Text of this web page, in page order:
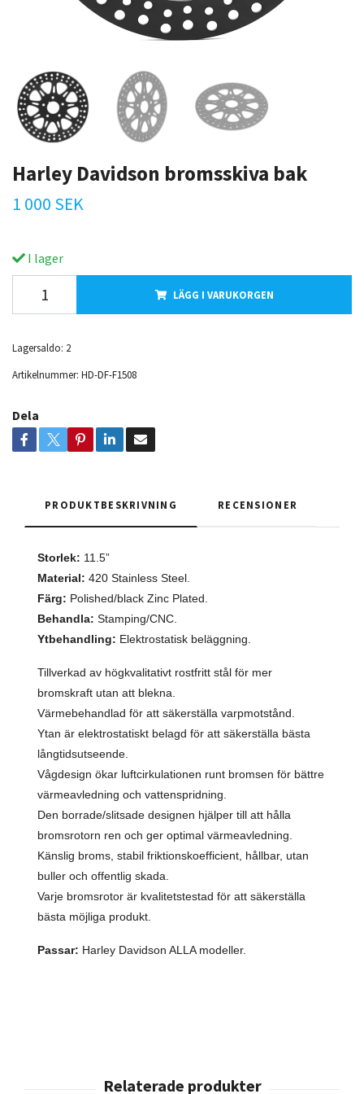
Harley Davidson bromsskiva bak
1 000 SEK
I lager
LÄGG I VARUKORGEN
Lagersaldo: 2
Artikelnummer: HD-DF-F1508
Dela
PRODUKTBESKRIVNING RECENSIONER
Storlek: 11.5”
Material: 420 Stainless Steel.
Färg: Polished/black Zinc Plated.
Behandla: Stamping/CNC.
Ytbehandling: Elektrostatisk beläggning.
Tillverkad av högkvalitativt rostfritt stål för mer
bromskraft utan att blekna.
Värmebehandlad för att säkerställa varpmotstånd.
Ytan är elektrostatiskt belagd för att säkerställa bästa
långtidsutseende.
Vågdesign ökar luftcirkulationen runt bromsen för bättre
värmeavledning och vattenspridning.
Den borrade/slitsade designen hjälper till att hålla
bromsrotorn ren och ger optimal värmeavledning.
Känslig broms, stabil friktionskoefficient, hållbar, utan
buller och offentlig skada.
Varje bromsrotor är kvalitetstestad för att säkerställa
bästa möjliga produkt.
Passar: Harley Davidson ALLA modeller.